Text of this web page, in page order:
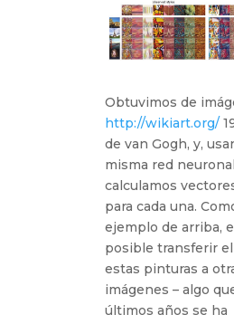
Obtuvimos de
http://wikiart.org/
de van Gogh, y,
misma red
calculamos
para cada una.
ejemplo de arriba,
posible transferir
estas pinturas a
imágenes – algo
últimos años se ha